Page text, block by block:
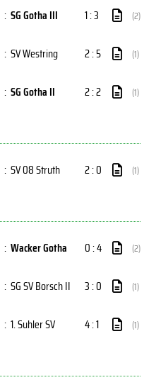
: SG Gotha III 1 : 3 (2)
: SV Westring 2 : 5 (1)
: SG Gotha II 2 : 2 (1)
: SV 08 Struth 2 : 0 (1)
: Wacker Gotha 0 : 4 (2)
: SG SV Borsch II 3 : 0 (1)
: 1. Suhler SV 4 : 1 (1)